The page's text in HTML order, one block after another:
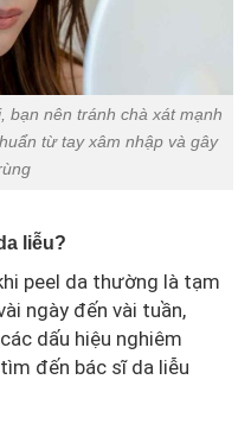
bạn nên tránh chà xát mạnh
từ tay xâm nhập và gây
liễu?
peel da thường là tạm
ngày đến vài tuần,
dấu hiệu nghiêm
đến bác sĩ da liễu